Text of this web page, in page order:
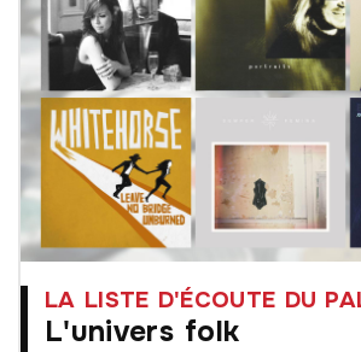
LA LISTE D'ÉCOUTE DU
L'univers folk